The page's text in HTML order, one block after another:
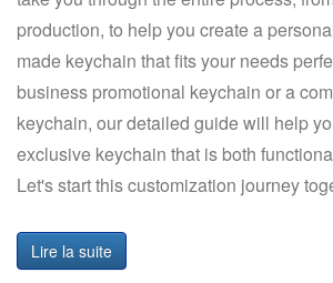
production, to help you create a
made keychain that fits your needs
business promotional keychain or a
keychain, our detailed guide will help
exclusive keychain that is both
Let's start this customization journey
Lire la suite